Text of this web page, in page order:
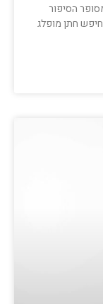
הסיפור
חתן מופלג